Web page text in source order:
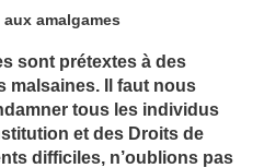
amalgames
sont prétextes à des
malsaines. Il faut nous
tous les individus
et des Droits de
difficiles, n’oublions pas